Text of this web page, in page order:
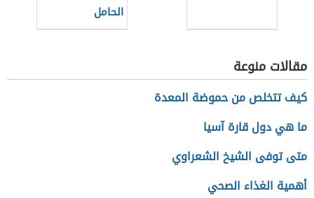
الحامل
مقالات منوعة
كيف تتخلص من حموضة المعدة
ما هي دول قارة آسيا
متى توفى الشيخ الشعراوي
أهمية الغذاء الصحي